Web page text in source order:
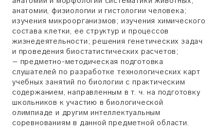
анатомии, физиологии и гистологии человека;
изучения микроорганизмов; изучения химического
состава клетки, ее структур и процессов
жизнедеятельности; решения генетических задач
и проведения биостатистических расчетов;
– предметно-методическая подготовка
слушателей по разработке технологических карт
учебных занятий по биологии с практическим
содержанием, направленным в т. ч. на подготовку
школьников к участию в биологической
олимпиаде и другим интеллектуальным
соревнованиям в данной предметной области.